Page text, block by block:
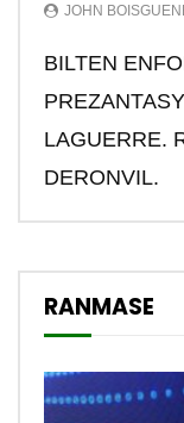
JOHN
BILTEN
LAGUERRE.
DERONVIL.
RANMASE